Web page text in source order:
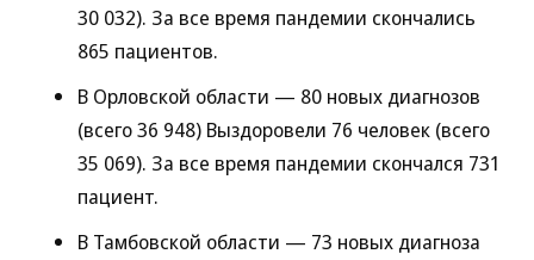
30 032). За все время пандемии скончались
865 пациентов.
В Орловской области — 80 новых диагнозов
(всего 36 948) Выздоровели 76 человек (всего
35 069). За все время пандемии скончался 731
пациент.
В Тамбовской области — 73 новых диагноза